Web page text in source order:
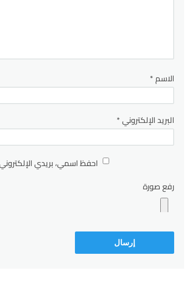
الاسم*
البريد الإلكتروني*
احفظ اسمي، بريدي
رفع صورة